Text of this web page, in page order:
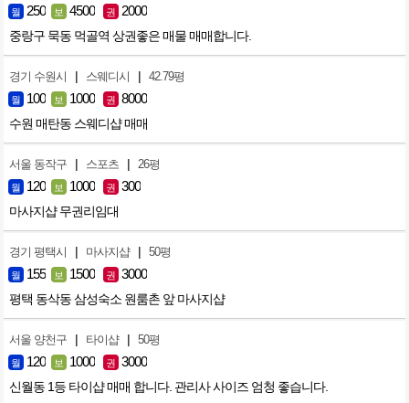
월 250 보 4500 권 2000
중랑구 묵동 먹골역 상권좋은 매물 매매합니다.
경기 수원시 | 스웨디시 | 42.79평
월 100 보 1000 권 8000
수원 매탄동 스웨디샵 매매
서울 동작구 | 스포츠 | 26평
월 120 보 1000 권 300
마사지샵 무권리임대
경기 평택시 | 마사지샵 | 50평
월 155 보 1500 권 3000
평택 동삭동 삼성숙소 원룸촌 앞 마사지샵
서울 양천구 | 타이샵 | 50평
월 120 보 1000 권 3000
신월동 1등 타이샵 매매 합니다. 관리사 사이즈 엄청 좋습니다.